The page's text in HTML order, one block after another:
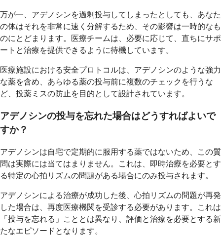
万が一、アデノシンを過剰投与してしまったとしても、あなた
の体はそれを非常に速く分解するため、その影響は一時的なも
のにとどまります。医療チームは、必要に応じて、直ちにサポ
ートと治療を提供できるように待機しています。
医療施設における安全プロトコルは、アデノシンのような強力
な薬を含め、あらゆる薬の投与前に複数のチェックを行うな
ど、投薬ミスの防止を目的として設計されています。
アデノシンの投与を忘れた場合はどうすればよいで
すか？
アデノシンは自宅で定期的に服用する薬ではないため、この質
問は実際には当てはまりません。これは、即時治療を必要とす
る特定の心拍リズムの問題がある場合にのみ投与されます。
アデノシンによる治療が成功した後、心拍リズムの問題が再発
した場合は、再度医療機関を受診する必要があります。これは
「投与を忘れる」こととは異なり、評価と治療を必要とする新
たなエピソードとなります。